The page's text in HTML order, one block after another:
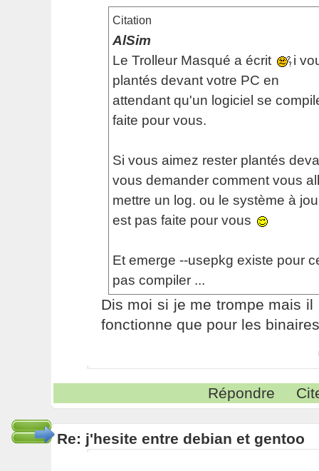
Citation
AlSim
Le Trolleur Masqué a écrit
i
plantés devant votre PC en
attendant qu'un logiciel se
faite pour vous.
Si vous aimez rester plantés
vous demander comment vous
mettre un log. ou le système à
est pas faite pour vous
Et emerge --usepkg existe pour
pas compiler ...
Dis moi si je me trompe mais
fonctionne que pour les
Répondre
Re: j'hesite entre debian et gentoo